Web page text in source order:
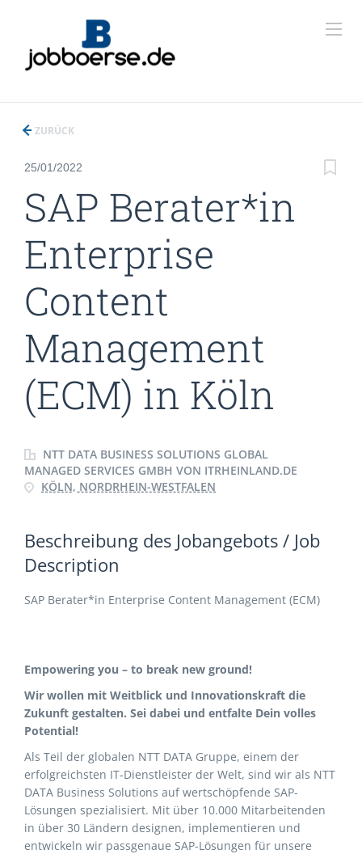
ZURÜCK
25/01/2022
SAP Berater*in
Enterprise
Content
Management
(ECM) in Köln
NTT DATA BUSINESS SOLUTIONS GLOBAL
MANAGED SERVICES GMBH VON ITRHEINLAND.DE
KÖLN, NORDRHEIN-WESTFALEN
Beschreibung des Jobangebots / Job
Description
SAP Berater*in Enterprise Content Management (ECM)
Empowering you – to break new ground!
Wir wollen mit Weitblick und Innovationskraft die
Zukunft gestalten. Sei dabei und entfalte Dein volles
Potential!
Als Teil der globalen NTT DATA Gruppe, einem der
erfolgreichsten IT-Dienstleister der Welt, sind wir als NTT
DATA Business Solutions auf wertschöpfende SAP-
Lösungen spezialisiert. Mit über 10.000 Mitarbeitenden
in über 30 Ländern designen, implementieren und
entwickeln wir passgenaue SAP-Lösungen für unsere